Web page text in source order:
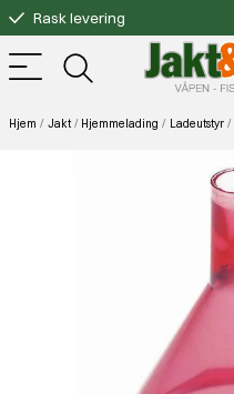
Rask levering
Gratis bytte
Fri frakt over 3000.-
Hjem Jakt Hjemmelading Ladeutstyr